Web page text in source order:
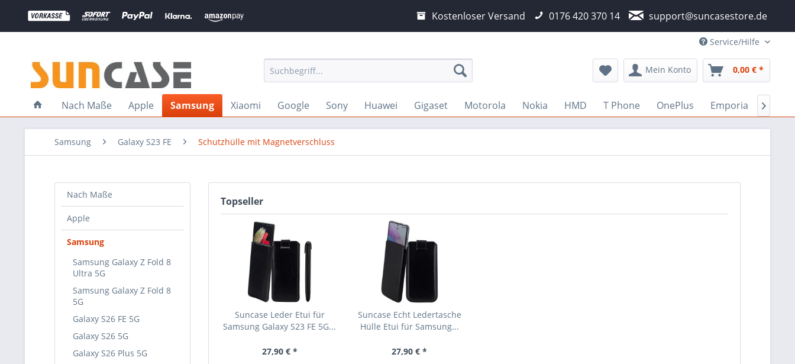
Kostenloser Versand 0176 420 370 14 support@suncasestore.de
Service/Hilfe
Mein Konto 0,00 € *
Nach Maße Apple Samsung Xiaomi Google Sony Huawei Gigaset Motorola Nokia HMD T Phone OnePlus Emporia 
Samsung Galaxy S23 FE Schutzhülle mit Magnetverschluss
Nach Maße
Apple
Samsung
Samsung Galaxy Z Fold 8
Ultra 5G
Samsung Galaxy Z Fold 8
5G
Galaxy S26 FE 5G
Galaxy S26 5G
Galaxy S26 Plus 5G
Topseller
Suncase Leder Etui für
Samsung Galaxy S23 FE 5G...
27,90 € *
Suncase Echt Ledertasche
Hülle Etui für Samsung...
27,90 € *